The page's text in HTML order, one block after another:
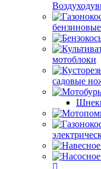
бензиновые
мотоблоки
садовые